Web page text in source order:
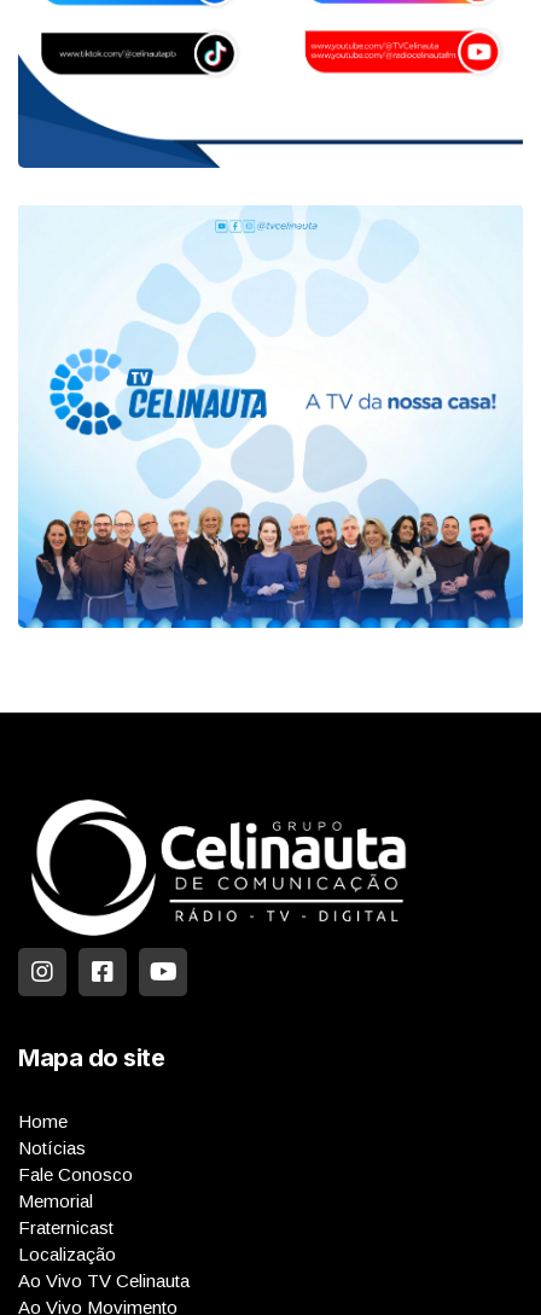
Mapa do site
Home
Notícias
Fale Conosco
Memorial
Fraternicast
Localização
Ao Vivo TV Celinauta
Ao Vivo Movimento